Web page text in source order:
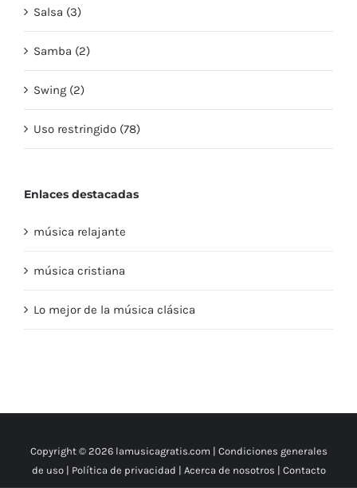
Salsa (3)
Samba (2)
Swing (2)
Uso restringido (78)
Enlaces destacadas
música relajante
música cristiana
Lo mejor de la música clásica
Copyright © 2026 lamusicagratis.com | Condiciones generales
de uso| Política de privacidad | Acerca de nosotros | Contacto